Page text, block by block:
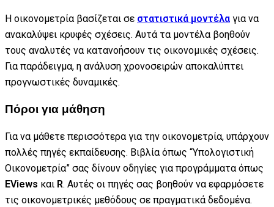
Η οικονομετρία βασίζεται σε στατιστικά μοντέλα για να
ανακαλύψει κρυφές σχέσεις. Αυτά τα μοντέλα βοηθούν
τους αναλυτές να κατανοήσουν τις οικονομικές σχέσεις.
Για παράδειγμα, η ανάλυση χρονοσειρών αποκαλύπτει
προγνωστικές δυναμικές.
Πόροι για μάθηση
Για να μάθετε περισσότερα για την οικονομετρία, υπάρχουν
πολλές πηγές εκπαίδευσης. Βιβλία όπως “Υπολογιστική
Οικονομετρία” σας δίνουν οδηγίες για προγράμματα όπως
EViews και R. Αυτές οι πηγές σας βοηθούν να εφαρμόσετε
τις οικονομετρικές μεθόδους σε πραγματικά δεδομένα.